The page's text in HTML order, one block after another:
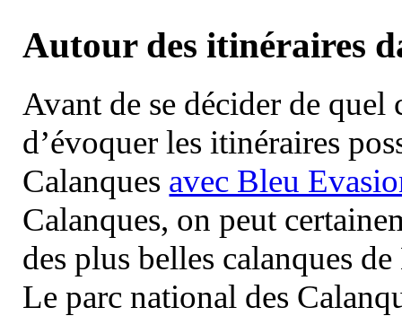
Autour des itinéraires
Avant de se décider de
d’évoquer les itinéraires
Calanques avec Bleu
Calanques, on peut
des plus belles calanques
Le parc national des